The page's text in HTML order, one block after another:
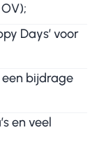
Days’ voor
bijdrage
en veel